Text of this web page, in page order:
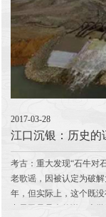
2017-03-28
江口沉银：历史
考古：重大发现“石牛对
老歌谣，因被认定为破
年，但实际上，这个既